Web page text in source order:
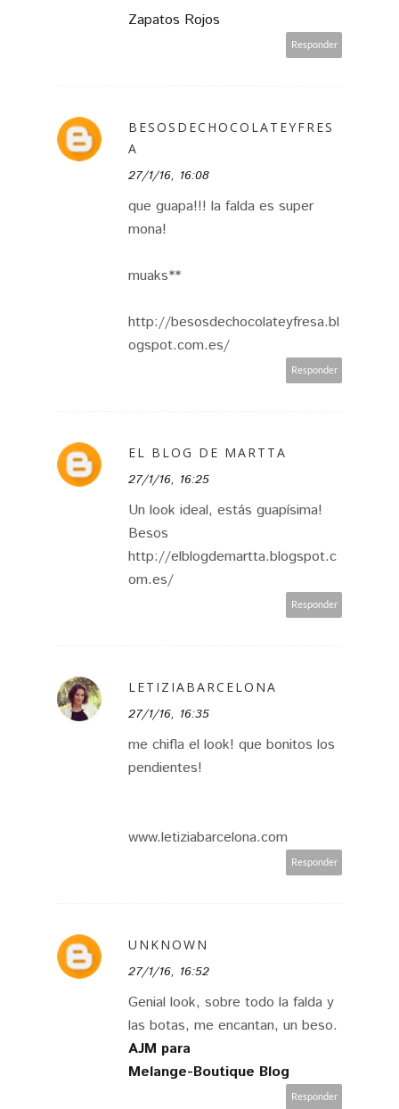
Zapatos Rojos
Responder
BESOSDECHOCOLATEYFRES
A
27/1/16, 16:08
que guapa!!! la falda es super
mona!
muaks**
http://besosdechocolateyfresa.bl
ogspot.com.es/
Responder
EL BLOG DE MARTTA
27/1/16, 16:25
Un look ideal, estás guapísima!
Besos
http://elblogdemartta.blogspot.c
om.es/
Responder
LETIZIABARCELONA
27/1/16, 16:35
me chifla el look! que bonitos los
pendientes!
www.letiziabarcelona.com
Responder
UNKNOWN
27/1/16, 16:52
Genial look, sobre todo la falda y
las botas, me encantan, un beso.
AJM para
Melange-Boutique Blog
Responder